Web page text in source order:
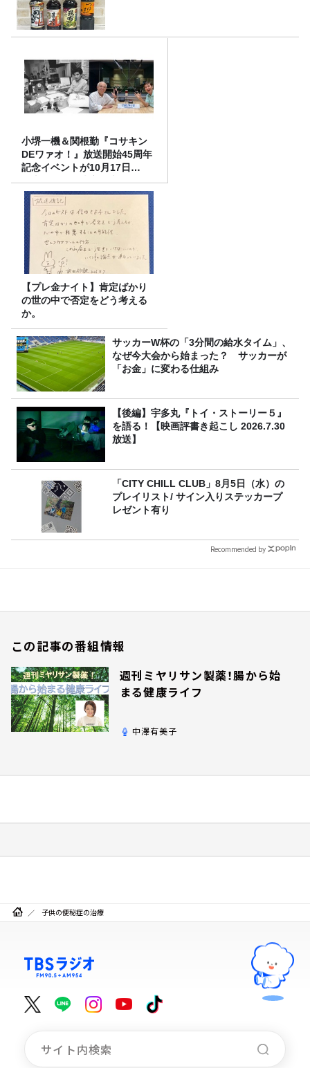
小堺一機＆関根勤『コサキン
DEワァオ！』放送開始45周年
記念イベントが10月17日
（土）に開催決定！本日より
FC先行受付スタート！
【プレ金ナイト】肯定ばかり
の世の中で否定をどう考える
か。
サッカーW杯の「3分間の給水タイム」、
なぜ今大会から始まった？ サッカーが
「お金」に変わる仕組み
【後編】宇多丸『トイ・ストーリー５』
を語る！【映画評書き起こし 2026.7.30
放送】
「CITY CHILL CLUB」8月5日（水）の
プレイリスト/ サイン入りステッカープ
レゼント有り
Recommended by
この記事の番組情報
週刊ミヤリサン製薬！腸から始
まる健康ライフ
中澤有美子
子供の便秘症の治療